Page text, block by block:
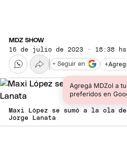
MDZ SHOW
16 de julio de 2023 · 18:38 hs
+
Agregá MDZol a
preferidos en
+ Seguir en
Maxi López se sumó a la ola
Jorge Lanata